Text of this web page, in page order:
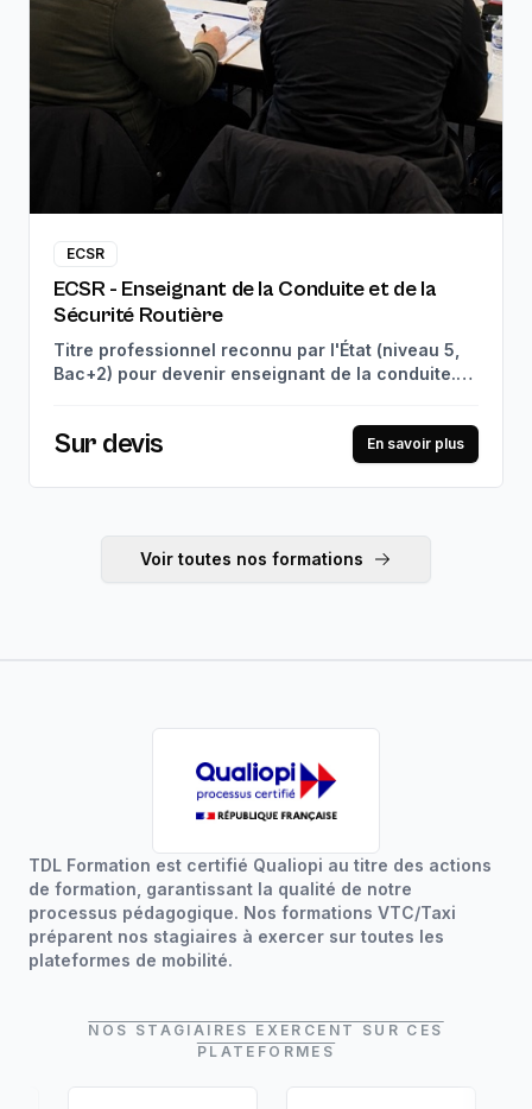
ECSR
ECSR - Enseignant de la Conduite et de la
Sécurité Routière
Titre professionnel reconnu par l'État (niveau 5,
Bac+2) pour devenir enseignant de la conduite.
entreprise. Débouchés : enseignant de la
conduite, coordinateur d'enseignants, formateur
spécialisé. Éligible CPF — tarif sur devis.
Sur devis En savoir plus
Voir toutes nos formations
TDL Formation est certifié Qualiopi au titre des actions
de formation, garantissant la qualité de notre
processus pédagogique. Nos formations VTC/Taxi
préparent nos stagiaires à exercer sur toutes les
plateformes de mobilité.
NOS STAGIAIRES EXERCENT SUR CES
PLATEFORMES